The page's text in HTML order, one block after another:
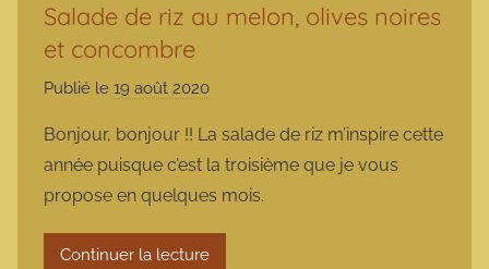
Salade de riz au melon, olives noires
et concombre
Publié le 19 août 2020
r
m
a
r
Bonjour, bonjour !! La salade de riz m’inspire cette
année puisque c’est la troisième que je vous
propose en quelques mois.
Continuer la lecture